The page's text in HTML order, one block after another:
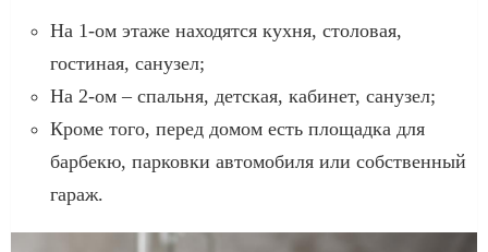
На 1-ом этаже находятся кухня, столовая,
гостиная, санузел;
На 2-ом – спальня, детская, кабинет, санузел;
Кроме того, перед домом есть площадка для
барбекю, парковки автомобиля или собственный
гараж.